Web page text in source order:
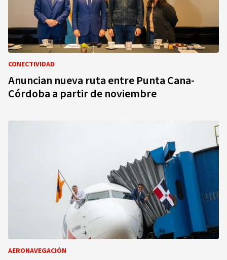
CONECTIVIDAD
Anuncian nueva ruta entre Punta Cana-
Córdoba a partir de noviembre
AERONAVEGACIÓN